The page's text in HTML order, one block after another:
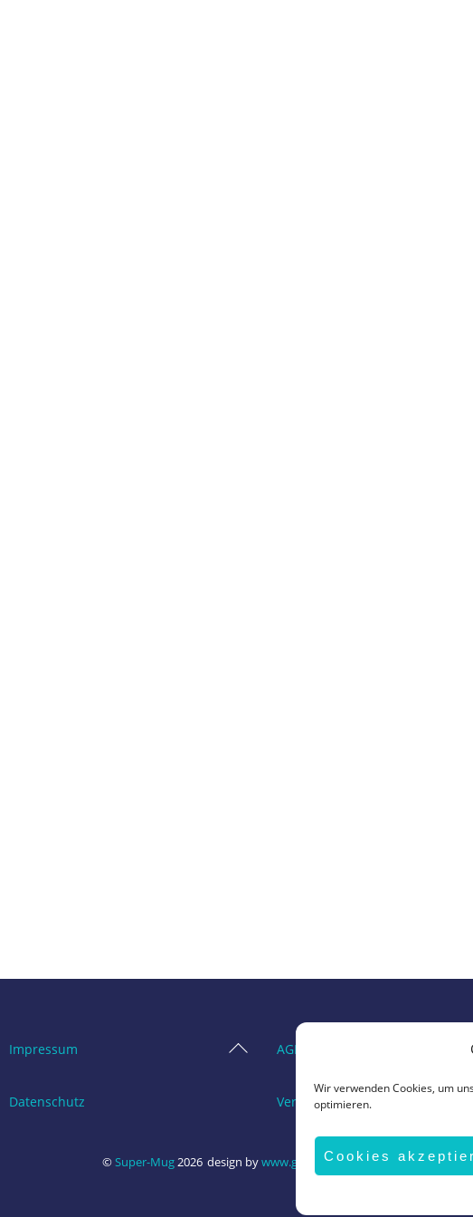
Wir verwenden Cookies, um
optimieren.
Cookies
Back
Impressum
Datenschutz
AGB
Vertrag widerrufen
©Super-Mug2026 design bywww.grafik-ewald.de